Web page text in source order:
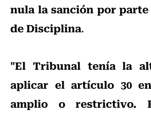
nula la sanción por
de Disciplina.
"El Tribunal tenía la
aplicar el artículo 30
amplio o restrictivo.